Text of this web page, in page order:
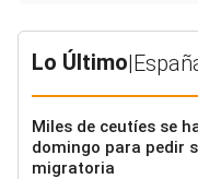
Lo Último|
Miles de ceutíes se
domingo para pedir
migratoria